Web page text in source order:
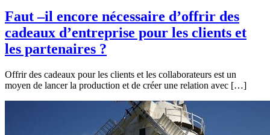
Faut –il encore nécessaire d’offrir des
cadeaux d’entreprise pour les clients et
les partenaires ?
Offrir des cadeaux pour les clients et les collaborateurs est un
moyen de lancer la production et de créer une relation avec […]